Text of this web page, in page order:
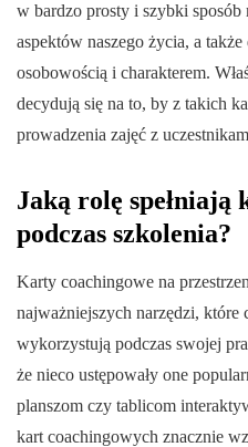
w bardzo prosty i szybki
aspektów naszego życia, a
osobowością i charakterem.
decydują się na to, by z takich
prowadzenia zajęć z
Jaką rolę spełniają
podczas szkolenia?
Karty coachingowe na
najważniejszych narzędzi, które
wykorzystują podczas swojej
że nieco ustępowały one
planszom czy tablicom
kart coachingowych znacznie